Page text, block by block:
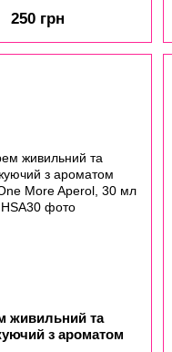
крем з
тютюн і ром, 30
мл
250 грн
живильний та
з ароматом